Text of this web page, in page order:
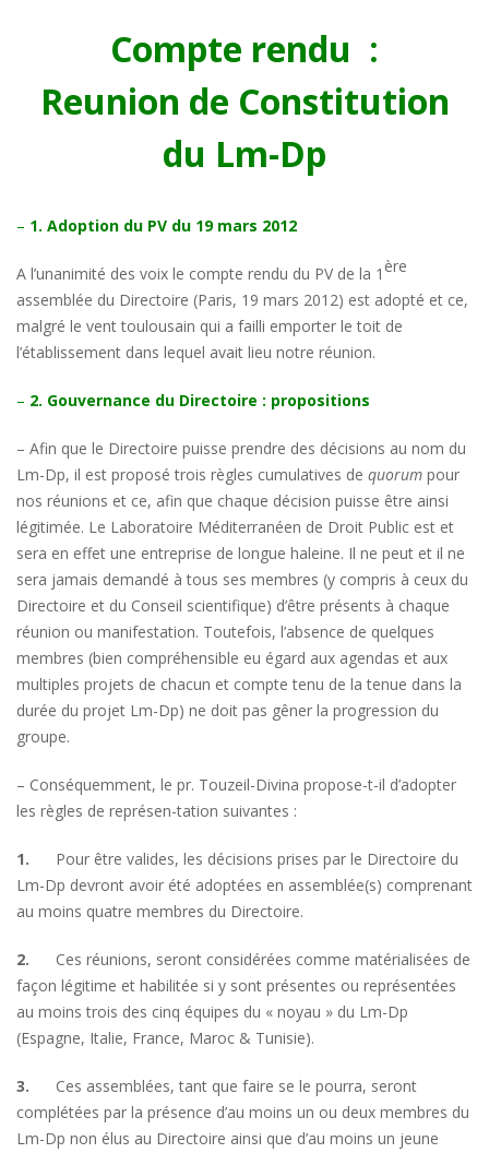
Compte rendu :
Reunion de Constitution
du Lm-Dp
– 1. Adoption du PV du 19 mars 2012
A l’unanimité des voix le compte rendu du PV de la 1 ère
assemblée du Directoire (Paris, 19 mars 2012) est adopté et ce,
malgré le vent toulousain qui a failli emporter le toit de
l’établissement dans lequel avait lieu notre réunion.
– 2. Gouvernance du Directoire : propositions
– Afin que le Directoire puisse prendre des décisions au nom du
Lm-Dp, il est proposé trois règles cumulatives de quorum pour
nos réunions et ce, afin que chaque décision puisse être ainsi
légitimée. Le Laboratoire Méditerranéen de Droit Public est et
sera en effet une entreprise de longue haleine. Il ne peut et il ne
sera jamais demandé à tous ses membres (y compris à ceux du
Directoire et du Conseil scientifique) d’être présents à chaque
réunion ou manifestation. Toutefois, l’absence de quelques
membres (bien compréhensible eu égard aux agendas et aux
multiples projets de chacun et compte tenu de la tenue dans la
durée du projet Lm-Dp) ne doit pas gêner la progression du
groupe.
– Conséquemment, le pr. Touzeil-Divina propose-t-il d’adopter
les règles de représen-tation suivantes :
1. Pour être valides, les décisions prises par le Directoire du
Lm-Dp devront avoir été adoptées en assemblée(s) comprenant
au moins quatre membres du Directoire.
2. Ces réunions, seront considérées comme matérialisées de
façon légitime et habilitée si y sont présentes ou représentées
au moins trois des cinq équipes du « noyau » du Lm-Dp
(Espagne, Italie, France, Maroc & Tunisie).
3. Ces assemblées, tant que faire se le pourra, seront
complétées par la présence d’au moins un ou deux membres du
Lm-Dp non élus au Directoire ainsi que d’au moins un jeune